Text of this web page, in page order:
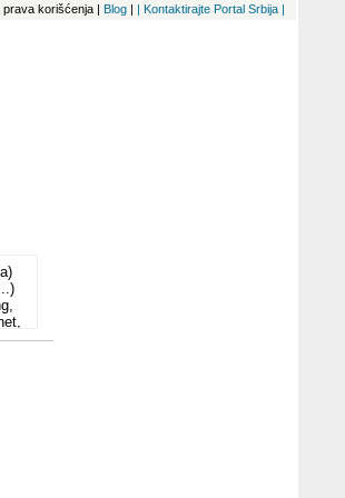
prava korišćenja | Blog | | Kontaktirajte Portal Srbija |